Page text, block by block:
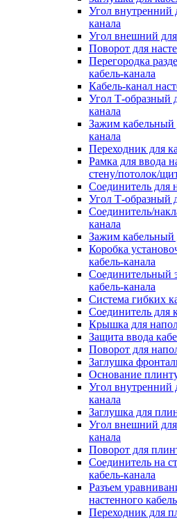
Угол внутренний
канала
Угол внешний для
Поворот для
Перегородка
кабель-канала
Кабель-канал
Угол Т-образный
канала
Зажим кабельный
канала
Переходник для
Рамка для ввода
стену/потолок/
Соединитель для
Угол Т-образный
Соединитель/
канала
Зажим кабельный
Коробка
кабель-канала
Соединительный
кабель-канала
Система гибких
Соединитель для
Крышка для
Защита ввода
Поворот для
Заглушка
Основание
Угол внутренний
канала
Заглушка для
Угол внешний
канала
Поворот для
Соединитель на
кабель-канала
Разъем
настенного
Переходник для